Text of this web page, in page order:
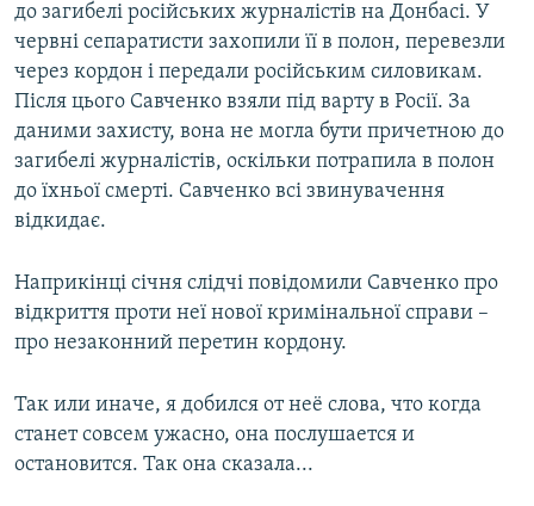
до загибелі російських журналістів на Донбасі. У
червні сепаратисти захопили її в полон, перевезли
через кордон і передали російським силовикам.
Після цього Савченко взяли під варту в Росії. За
даними захисту, вона не могла бути причетною до
загибелі журналістів, оскільки потрапила в полон
до їхньої смерті. Савченко всі звинувачення
відкидає.
Наприкінці січня слідчі повідомили Савченко про
відкриття проти неї нової кримінальної справи –
про незаконний перетин кордону.
Так или иначе, я добился от неё слова, что когда
станет совсем ужасно, она послушается и
остановится. Так она сказала...